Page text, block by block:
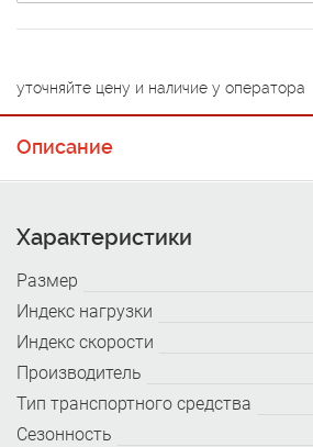
уточняйте цену и наличие у оператора
Описание
Характеристики
Размер
Индекс нагрузки
Индекс скорости
Производитель
Тип транспортного средства
Сезонность